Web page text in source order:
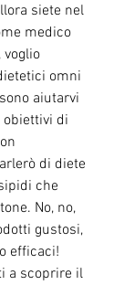
siete nel
medico
omni
aiutarvi
obiettivi di
di diete
che
No, no,
gustosi,
efficaci!
a scoprire il